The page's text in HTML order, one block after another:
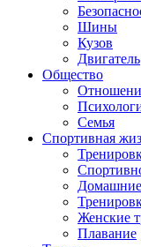
Шины
Кузов
Двигатель
Общество
Семья
Спортивная
Женские
Плавание